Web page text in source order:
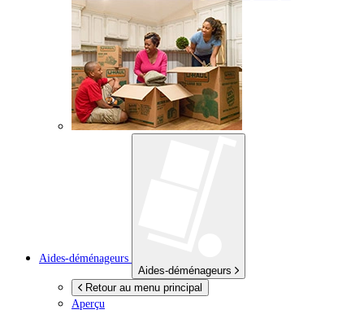
Aides-déménageurs
Aides-déménageurs
Retour au menu principal
Aperçu